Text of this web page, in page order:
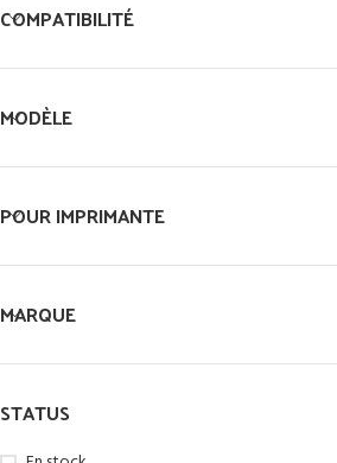
COMPATIBILITÉ
MODÈLE
POUR IMPRIMANTE
MARQUE
STATUS